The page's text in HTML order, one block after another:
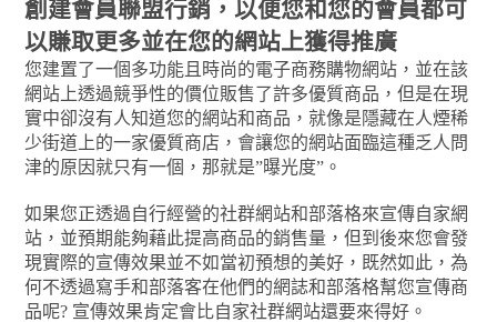
創建會員聯盟行銷，以便您和您的會員都可
以賺取更多並在您的網站上獲得推廣
您建置了一個多功能且時尚的電子商務購物網站，並在該
網站上透過競爭性的價位販售了許多優質商品，但是在現
實中卻沒有人知道您的網站和商品，就像是隱藏在人煙稀
少街道上的一家優質商店，會讓您的網站面臨這種乏人問
津的原因就只有一個，那就是”曝光度”。
如果您正透過自行經營的社群網站和部落格來宣傳自家網
站，並預期能夠藉此提高商品的銷售量，但到後來您會發
現實際的宣傳效果並不如當初預想的美好，既然如此，為
何不透過寫手和部落客在他們的網誌和部落格幫您宣傳商
品呢? 宣傳效果肯定會比自家社群網站還要來得好。